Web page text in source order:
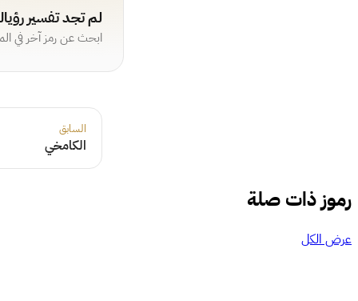
لم تجد تفسير
ابحث عن رمز آخر في
السابق
الكامخي
رموز ذات صلة
عرض الكل